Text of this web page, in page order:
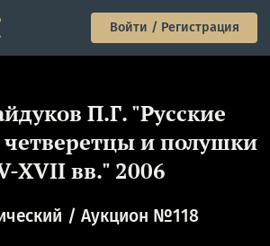
Войти / Регистрация
П.Г. "Русские
четверетцы и полушки
XVII вв." 2006
Аукцион №118